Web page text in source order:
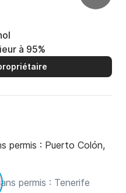
à 95%
permis : Puerto Colón,